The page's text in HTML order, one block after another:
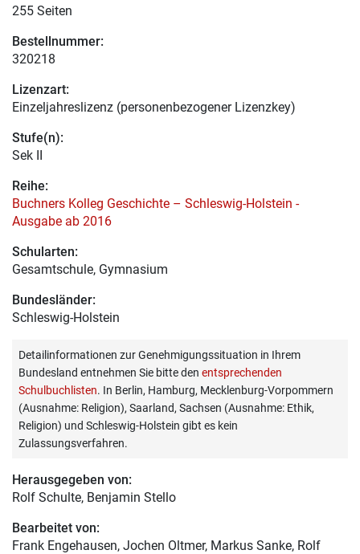
255 Seiten
Bestellnummer:
320218
Lizenzart:
Einzeljahreslizenz (personenbezogener Lizenzkey)
Stufe(n):
Sek II
Reihe:
Buchners Kolleg Geschichte – Schleswig-Holstein -
Ausgabe ab 2016
Schularten:
Gesamtschule, Gymnasium
Bundesländer:
Schleswig-Holstein
Detailinformationen zur Genehmigungssituation in Ihrem
Bundesland entnehmen Sie bitte den entsprechenden
Schulbuchlisten. In Berlin, Hamburg, Mecklenburg-Vorpommern
(Ausnahme: Religion), Saarland, Sachsen (Ausnahme: Ethik,
Religion) und Schleswig-Holstein gibt es kein
Zulassungsverfahren.
Herausgegeben von:
Rolf Schulte, Benjamin Stello
Bearbeitet von:
Frank Engehausen, Jochen Oltmer, Markus Sanke, Rolf